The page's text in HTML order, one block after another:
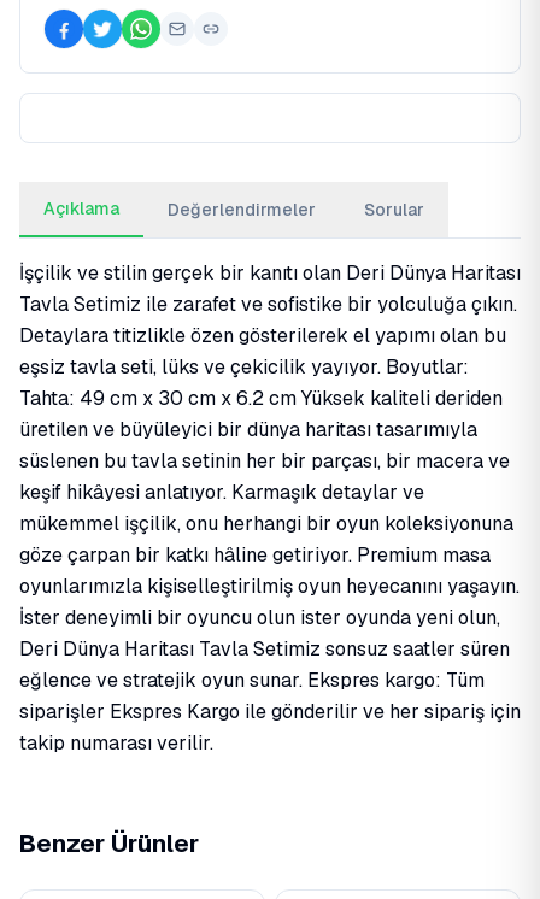
Açıklama Değerlendirmeler Sorular
İşçilik ve stilin gerçek bir kanıtı olan Deri Dünya Haritası
Tavla Setimiz ile zarafet ve sofistike bir yolculuğa çıkın.
Detaylara titizlikle özen gösterilerek el yapımı olan bu
eşsiz tavla seti, lüks ve çekicilik yayıyor. Boyutlar:
Tahta: 49 cm x 30 cm x 6.2 cm Yüksek kaliteli deriden
üretilen ve büyüleyici bir dünya haritası tasarımıyla
süslenen bu tavla setinin her bir parçası, bir macera ve
keşif hikâyesi anlatıyor. Karmaşık detaylar ve
mükemmel işçilik, onu herhangi bir oyun koleksiyonuna
göze çarpan bir katkı hâline getiriyor. Premium masa
oyunlarımızla kişiselleştirilmiş oyun heyecanını yaşayın.
İster deneyimli bir oyuncu olun ister oyunda yeni olun,
Deri Dünya Haritası Tavla Setimiz sonsuz saatler süren
eğlence ve stratejik oyun sunar. Ekspres kargo: Tüm
siparişler Ekspres Kargo ile gönderilir ve her sipariş için
takip numarası verilir.
Benzer Ürünler